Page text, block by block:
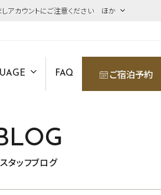
アカウントにご注意ください ほか
FAQ ご宿泊予約
スタッフブログ